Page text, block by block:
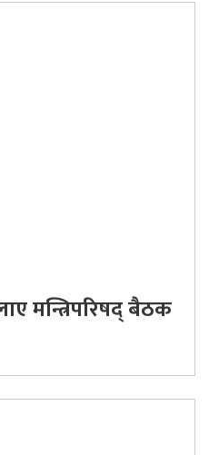
मन्त्रिपरिषद् बैठक